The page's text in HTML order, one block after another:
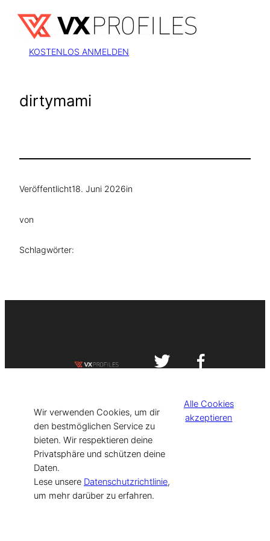
Inhalt
springen
KOSTENLOS ANMELDEN
dirtymami
Veröffentlicht18. Juni 2026in
von
Schlagwörter:
[current_year] VISIT-X. Made with
for Models & Influencers!
Wir verwenden Cookies, um dir
den bestmöglichen Service zu
bieten. Wir respektieren deine
Privatsphäre und schützen deine
Daten.
Lese unsere Datenschutzrichtlinie,
um mehr darüber zu erfahren.
Alle Cookies
akzeptieren